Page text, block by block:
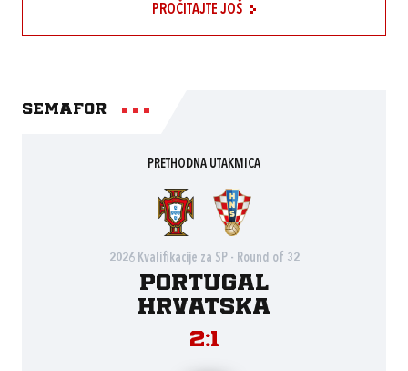
PROČITAJTE JOŠ
Semafor
PRETHODNA UTAKMICA
2026 Kvalifikacije za SP - Round of 32
Portugal
Hrvatska
2:1